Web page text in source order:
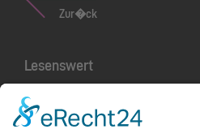
Zur�ck
Lesenswert